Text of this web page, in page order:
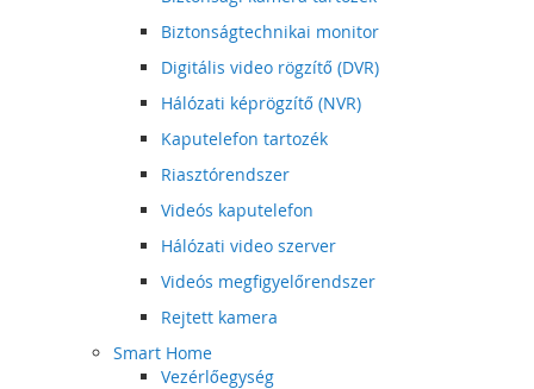
Biztonságtechnikai monitor
Digitális video rögzítő (DVR)
Hálózati képrögzítő (NVR)
Kaputelefon tartozék
Riasztórendszer
Videós kaputelefon
Hálózati video szerver
Videós megfigyelőrendszer
Rejtett kamera
Smart Home
Vezérlőegység